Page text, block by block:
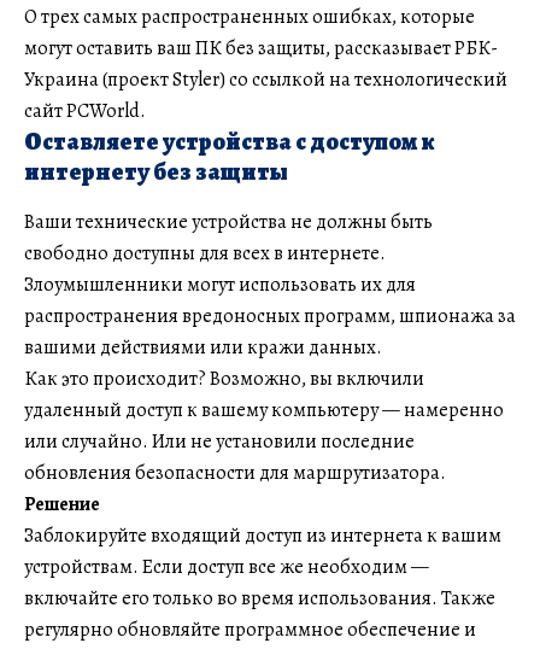
О трех самых распространенных ошибках, которые
могут оставить ваш ПК без защиты, рассказывает РБК-
Украина (проект Styler) со ссылкой на технологический
сайт PCWorld.
Оставляете устройства с доступом к
интернету без защиты
Ваши технические устройства не должны быть
свободно доступны для всех в интернете.
Злоумышленники могут использовать их для
распространения вредоносных программ, шпионажа за
вашими действиями или кражи данных.
Как это происходит? Возможно, вы включили
удаленный доступ к вашему компьютеру — намеренно
или случайно. Или не установили последние
обновления безопасности для маршрутизатора.
Решение
Заблокируйте входящий доступ из интернета к вашим
устройствам. Если доступ все же необходим —
включайте его только во время использования. Также
регулярно обновляйте программное обеспечение и